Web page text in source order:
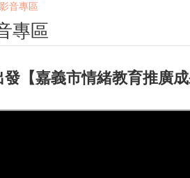
音專區
專區
【嘉義市情緒教育推廣